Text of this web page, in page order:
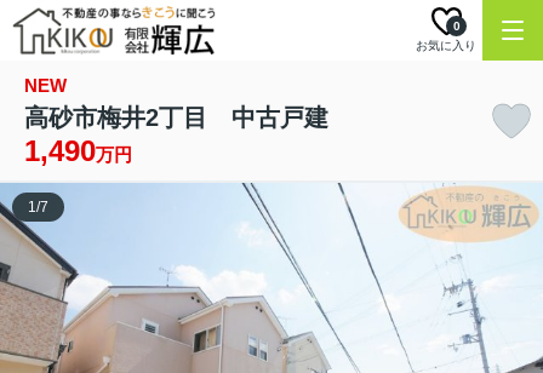
お気に入り
0
NEW
高砂市梅井2丁目 中古戸建
1,490万円
1/7